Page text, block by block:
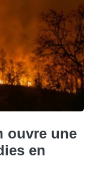
ouvre une
en